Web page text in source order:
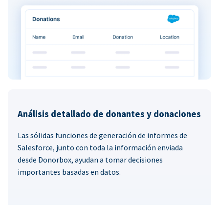
Análisis detallado de donantes y donaciones
Las sólidas funciones de generación de informes de
Salesforce, junto con toda la información enviada
desde Donorbox, ayudan a tomar decisiones
importantes basadas en datos.